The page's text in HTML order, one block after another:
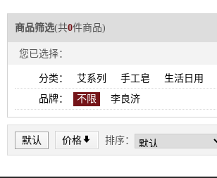
商品筛选(共0件商品)
您已选择：
分类： 艾系列 手工皂 生活日用
品牌：
不限 李良济
默认 价格* 排序：